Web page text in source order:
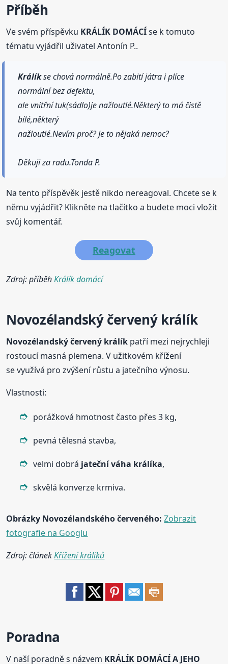
Příběh
Ve svém příspěvku KRÁLÍK DOMÁCÍse k tomuto
tématu vyjádřil uživatel Antonín P..
Králíkse chová normálně.Po zabití játra i plíce
normální bez defektu,
ale vnitřní tuk(sádlo)je nažloutlé.Některý to má čistě
bílé,některý
nažloutlé.Nevím proč? Je to nějaká nemoc?
Děkuji za radu.Tonda P.
Na tento příspěvěk jestě nikdo nereagoval. Chcete se k
němu vyjádřit? Klikněte na tlačítko a budete moci vložit
svůj komentář.
Reagovat
Zdroj: příběhKrálík domácí
Novozélandskýčervený králík
Novozélandskýčervený králík patří mezi nejrychleji
rostoucí masná plemena. V užitkovém křížení
se využívá pro zvýšení růstu a jatečního výnosu.
Vlastnosti:
porážková hmotnost často přes 3 kg,
pevná tělesná stavba,
velmi dobrá jateční váha králíka,
skvělá konverze krmiva.
Obrázky Novozélandského červeného: Zobrazit
fotografie na Googlu
Zdroj: článekKřížení králíků
Poradna
V naší poradně s názvem KRÁLÍK DOMÁCÍ A JEHO